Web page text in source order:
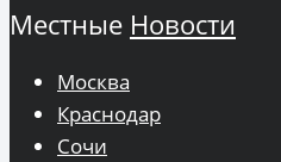
Местные Новости
Москва
Краснодар
Сочи